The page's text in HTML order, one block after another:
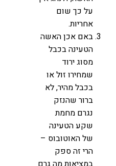
על כך שום
אחריות.
באם אכן האשה
הטעינה בכבל
מסוג ירוד
שמחירו זול או
בכבל מהיר, לא
ברור שהנזק
נגרם מחמת
שקע הטעינה
של האוטובוס –
הרי זה ספק